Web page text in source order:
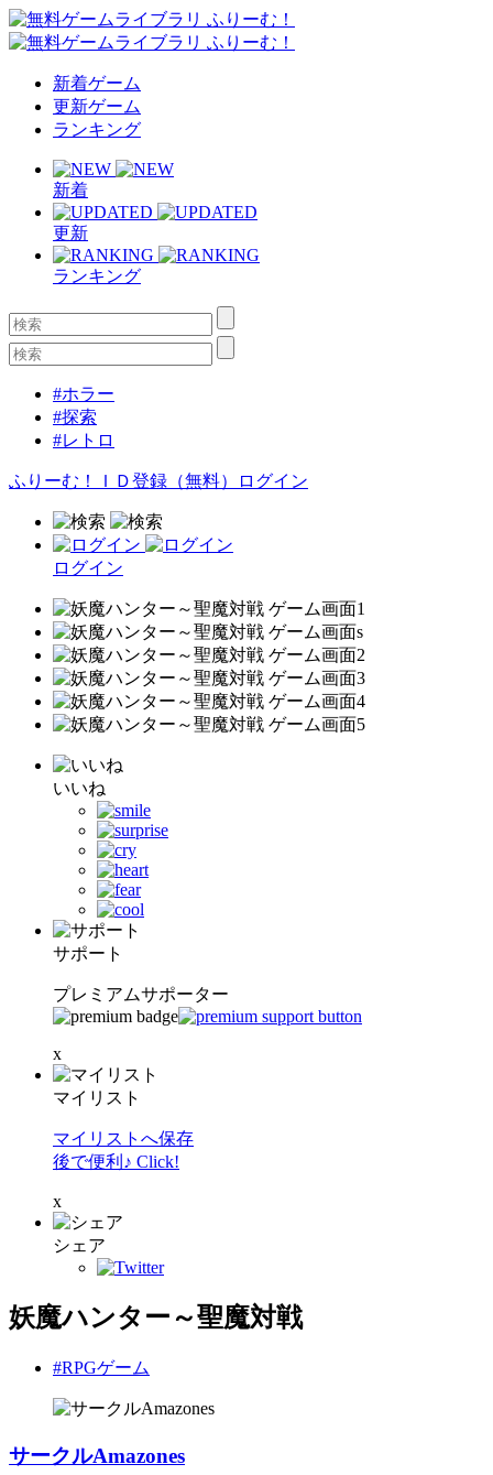
新着ゲーム
更新ゲーム
ランキング
新着
更新
ランキング
#ホラー
#探索
#レトロ
ふりーむ！ＩＤ登録（無料） ログイン
ログイン
いいね
サポート
プレミアムサポーター
x
マイリスト
マイリストへ保存
後で便利♪ Click!
x
シェア
妖魔ハンター～聖魔対戦
#RPGゲーム
サークルAmazones